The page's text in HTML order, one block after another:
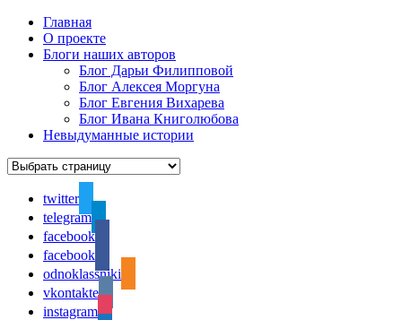
Главная
О проекте
Блоги наших авторов
Блог Дарьи Филипповой
Блог Алексея Моргуна
Блог Евгения Вихарева
Блог Ивана Книголюбова
Невыдуманные истории
twitter
telegram
facebook
facebook
odnoklassniki
vkontakte
instagram